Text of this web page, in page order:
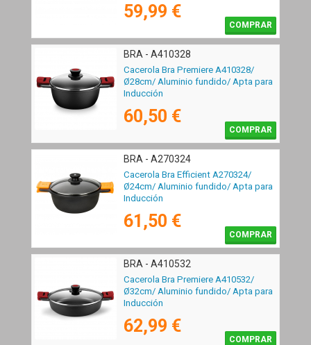
59,99 €
COMPRAR
BRA - A410328
Cacerola Bra Premiere A410328/
Ø28cm/ Aluminio fundido/ Apta para
Inducción
60,50 €
COMPRAR
BRA - A270324
Cacerola Bra Efficient A270324/
Ø24cm/ Aluminio fundido/ Apta para
Inducción
61,50 €
COMPRAR
BRA - A410532
Cacerola Bra Premiere A410532/
Ø32cm/ Aluminio fundido/ Apta para
Inducción
62,99 €
COMPRAR